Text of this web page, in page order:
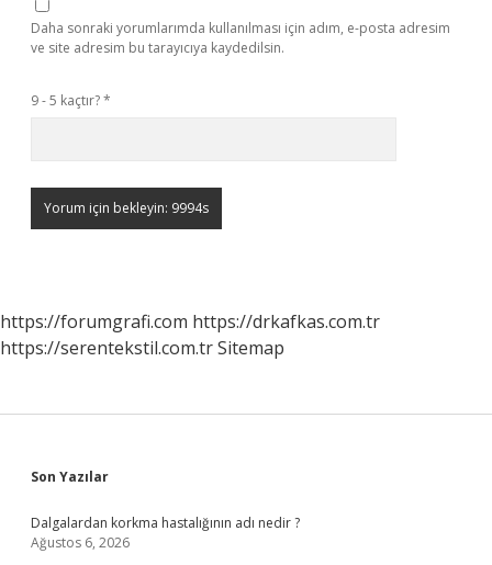
Daha sonraki yorumlarımda kullanılması için adım, e-posta adresim
ve site adresim bu tarayıcıya kaydedilsin.
9 - 5 kaçtır?*
https://forumgrafi.com https://drkafkas.com.tr
https://serentekstil.com.trSitemap
Sidebar
Son Yazılar
Dalgalardan korkma hastalığının adı nedir ?
Ağustos 6, 2026